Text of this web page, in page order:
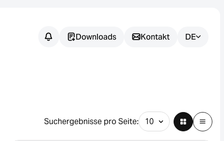
Downloads Kontakt DE
Suchergebnisse pro Seite:
Fragen?
Wir unterstützen Sie dabei, die